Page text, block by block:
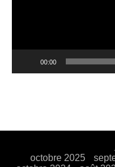
00:00
octobre 2025